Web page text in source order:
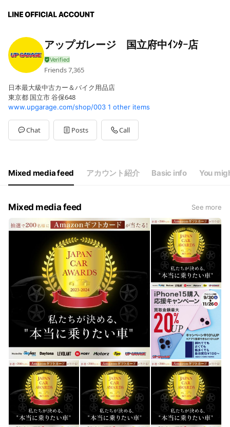
アップガレージ 国立府中ｲﾝﾀｰ店
Friends7,365
日本最大級中古カー＆バイク用品店
東京都 国立市 谷保648
www.upgarage.com/shop/003 1 other items
Chat Posts Call
Mixed media feed アカウント紹介 Basic info You
Mixed media feed See more